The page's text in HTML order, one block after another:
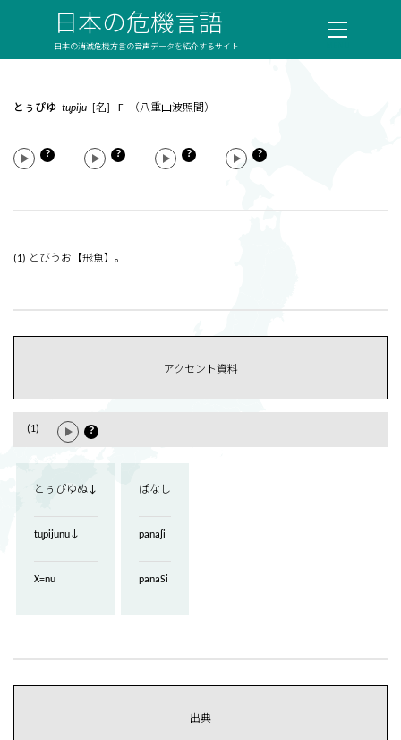
日本の危機言語
日本の消滅危機方言の音声データを紹介するサイト
とぅぴゆ tu̥piju [名] F （八重山波照間）
？ ？ ？ ？
(1) とびうお【飛魚】。
アクセント資料
(1) ？
とぅぴゆぬ↓
tu̥pijunu↓
X=nu
ぱなし
panaʃi
panaSi
出典